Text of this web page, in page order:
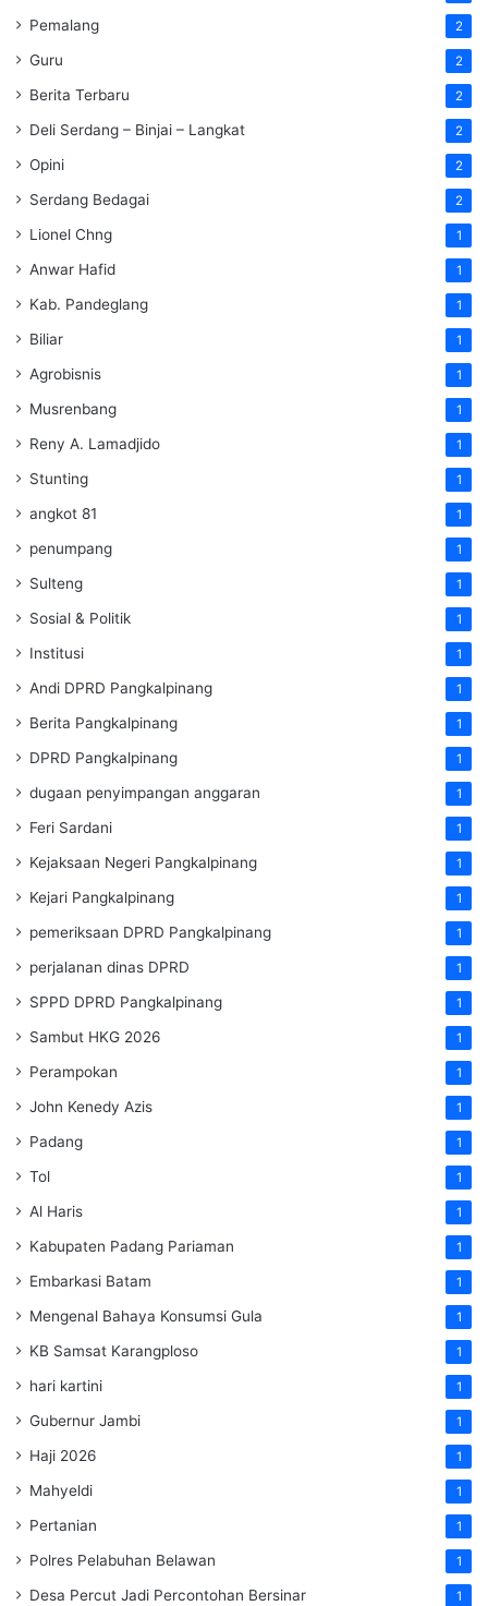
Pemalang 2
Guru 2
Berita Terbaru 2
Deli Serdang – Binjai – Langkat 2
Opini 2
Serdang Bedagai 2
Lionel Chng 1
Anwar Hafid 1
Kab. Pandeglang 1
Biliar 1
Agrobisnis 1
Musrenbang 1
Reny A. Lamadjido 1
Stunting 1
angkot 81 1
penumpang 1
Sulteng 1
Sosial & Politik 1
Institusi 1
Andi DPRD Pangkalpinang 1
Berita Pangkalpinang 1
DPRD Pangkalpinang 1
dugaan penyimpangan anggaran 1
Feri Sardani 1
Kejaksaan Negeri Pangkalpinang 1
Kejari Pangkalpinang 1
pemeriksaan DPRD Pangkalpinang 1
perjalanan dinas DPRD 1
SPPD DPRD Pangkalpinang 1
Sambut HKG 2026 1
Perampokan 1
John Kenedy Azis 1
Padang 1
Tol 1
Al Haris 1
Kabupaten Padang Pariaman 1
Embarkasi Batam 1
Mengenal Bahaya Konsumsi Gula 1
KB Samsat Karangploso 1
hari kartini 1
Gubernur Jambi 1
Haji 2026 1
Mahyeldi 1
Pertanian 1
Polres Pelabuhan Belawan 1
Desa Percut Jadi Percontohan Bersinar 1